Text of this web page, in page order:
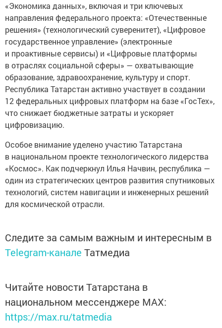
«Экономика данных», включая и три ключевых
направления федерального проекта: «Отечественные
решения» (технологический суверенитет), «Цифровое
государственное управление» (электронные
и проактивные сервисы) и «Цифровые платформы
в отраслях социальной сферы» — охватывающие
образование, здравоохранение, культуру и спорт.
Республика Татарстан активно участвует в создании
12 федеральных цифровых платформ на базе «ГосТех»,
что снижает бюджетные затраты и ускоряет
цифровизацию.
Особое внимание уделено участию Татарстана
в национальном проекте технологического лидерства
«Космос». Как подчеркнул Илья Начвин, республика —
один из стратегических центров развития спутниковых
технологий, систем навигации и инженерных решений
для космической отрасли.
Следите за самым важным и интересным в
Telegram-канале Татмедиа
Читайте новости Татарстана в
национальном мессенджере MАХ:
https://max.ru/tatmedia